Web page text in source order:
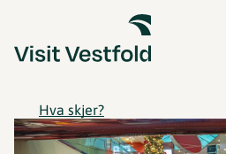
Hva skjer?